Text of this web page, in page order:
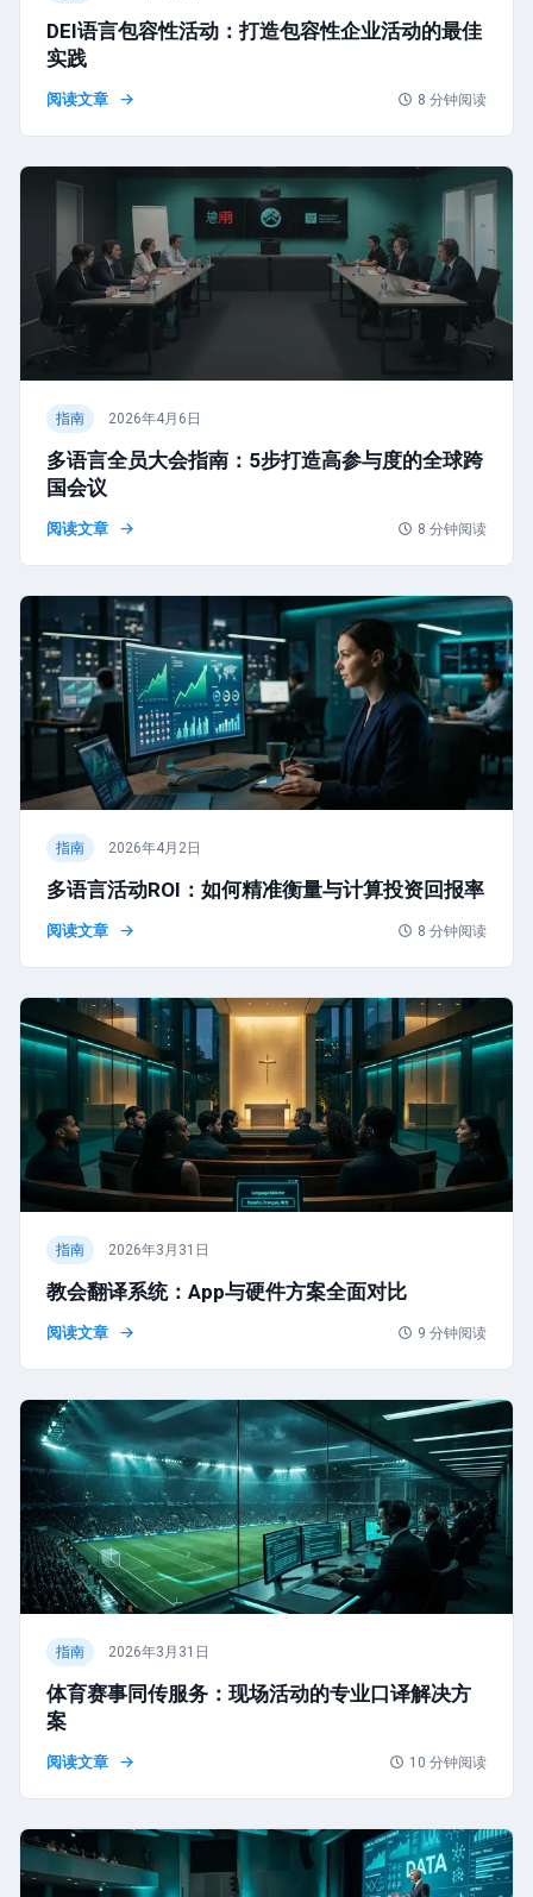
DEI语言包容性活动：打造包容性企业活动的最佳
实践
阅读文章 8 分钟阅读
指南 2026年4月6日
多语言全员大会指南：5步打造高参与度的全球跨
国会议
阅读文章 8 分钟阅读
指南 2026年4月2日
多语言活动ROI：如何精准衡量与计算投资回报率
阅读文章 8 分钟阅读
指南 2026年3月31日
教会翻译系统：App与硬件方案全面对比
阅读文章 9 分钟阅读
指南 2026年3月31日
体育赛事同传服务：现场活动的专业口译解决方
案
阅读文章 10 分钟阅读